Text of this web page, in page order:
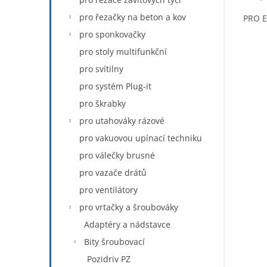
pro řezačky na beton a kov
pro sponkovačky
pro stoly multifunkční
pro svítilny
pro systém Plug-it
pro škrabky
pro utahováky rázové
pro vakuovou upínací techniku
pro válečky brusné
pro vazače drátů
pro ventilátory
pro vrtačky a šroubováky
Adaptéry a nádstavce
Bity šroubovací
Pozidriv PZ
PRO